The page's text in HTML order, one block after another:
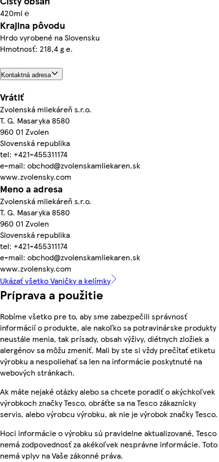
420ml ℮
Krajina pôvodu
Hrdo vyrobené na Slovensku
Hmotnosť: 218,4 g e.
Kontaktná adresa
Vrátiť
Zvolenská mliekáreň s.r.o.
T. G. Masaryka 8580
960 01 Zvolen
Slovenská republika
tel: +421-455311174
e-mail: obchod@zvolenskamliekaren.sk
www.zvolensky.com
Meno a adresa
Zvolenská mliekáreň s.r.o.
T. G. Masaryka 8580
960 01 Zvolen
Slovenská republika
tel: +421-455311174
e-mail: obchod@zvolenskamliekaren.sk
www.zvolensky.com
Ukázať všetko Vaničky a kelímky
Príprava a použitie
Robíme všetko pre to, aby sme zabezpečili správnosť
informácií o produkte, ale nakoľko sa potravinárske produkty
neustále menia, tak prísady, obsah výživy, diétnych zložiek a
alergénov sa môžu zmeniť. Mali by ste si vždy prečítať etiketu
výrobku a nespoliehať sa len na informácie poskytnuté na
webových stránkach.
Ak máte nejaké otázky alebo sa chcete poradiť o akýchkoľvek
výrobkoch značky Tesco, obráťte sa na Tesco zákaznícky
servis, alebo výrobcu výrobku, ak nie je výrobok značky Tesco.
Hoci informácie o výrobku sú pravidelne aktualizované, Tesco
nemá zodpovednosť za akékoľvek nesprávne informácie. Toto
nemá vplyv na Vaše zákonné práva.